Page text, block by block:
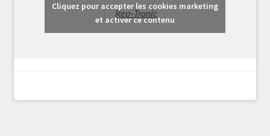
Rep-Tronic
Cliquez pour accepter les cookies marketing
et activer ce contenu